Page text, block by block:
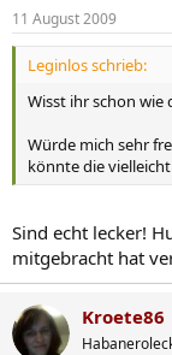
11 August 2009
Leginlos schrieb:
Wisst ihr schon wie
Würde mich sehr
könnte die
Sind echt lecker!
mitgebracht hat
Kroete86